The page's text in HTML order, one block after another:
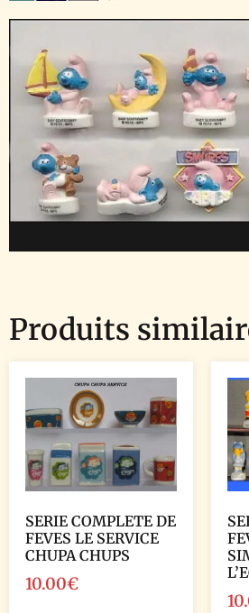
Produits
SERIE COMPLETE DE
FEVES LE SERVICE
CHUPA CHUPS
10.00€